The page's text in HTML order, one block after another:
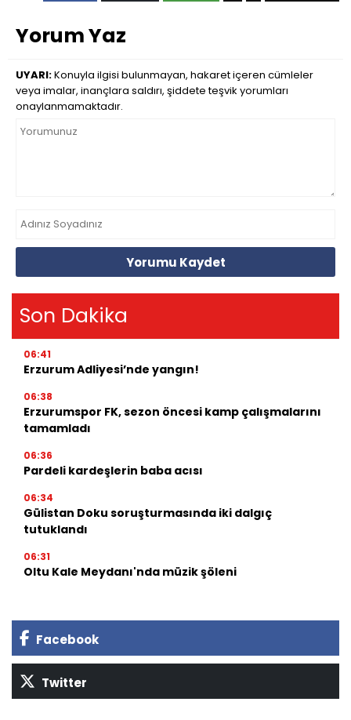
Yorum Yaz
UYARI:Konuyla ilgisi bulunmayan, hakaret içeren cümleler
veya imalar, inançlara saldırı, şiddete teşvik yorumları
onaylanmamaktadır.
Yorumu Kaydet
Son Dakika
06:41
Erzurum Adliyesi’nde yangın!
06:38
Erzurumspor FK, sezon öncesi kamp çalışmalarını
tamamladı
06:36
Pardeli kardeşlerin baba acısı
06:34
Gülistan Doku soruşturmasında iki dalgıç
tutuklandı
06:31
Oltu Kale Meydanı'nda müzik şöleni
Facebook
Twitter